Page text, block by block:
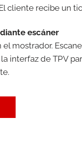
cliente recibe un
escáner
mostrador.
interfaz de TPV